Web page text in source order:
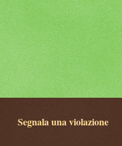
Segnala una violazione